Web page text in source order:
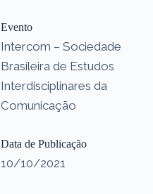
Evento
Intercom – Sociedade
Brasileira de Estudos
Interdisciplinares da
Comunicação
Data de Publicação
10/10/2021